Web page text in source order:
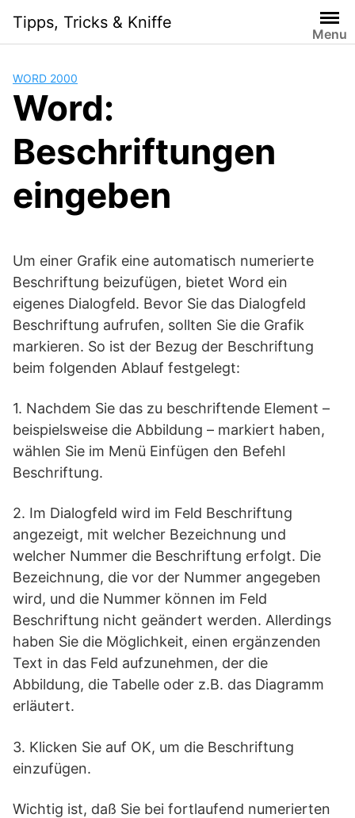
content
Tipps, Tricks & Kniffe
Menu
WORD 2000
Word:
Beschriftungen
eingeben
Um einer Grafik eine automatisch numerierte
Beschriftung beizufügen, bietet Word ein
eigenes Dialogfeld. Bevor Sie das Dialogfeld
Beschriftung aufrufen, sollten Sie die Grafik
markieren. So ist der Bezug der Beschriftung
beim folgenden Ablauf festgelegt:
1. Nachdem Sie das zu beschriftende Element –
beispielsweise die Abbildung – markiert haben,
wählen Sie im Menü Einfügen den Befehl
Beschriftung.
2. Im Dialogfeld wird im Feld Beschriftung
angezeigt, mit welcher Bezeichnung und
welcher Nummer die Beschriftung erfolgt. Die
Bezeichnung, die vor der Nummer angegeben
wird, und die Nummer können im Feld
Beschriftung nicht geändert werden. Allerdings
haben Sie die Möglichkeit, einen ergänzenden
Text in das Feld aufzunehmen, der die
Abbildung, die Tabelle oder z.B. das Diagramm
erläutert.
3. Klicken Sie auf OK, um die Beschriftung
einzufügen.
Wichtig ist, daß Sie bei fortlaufend numerierten